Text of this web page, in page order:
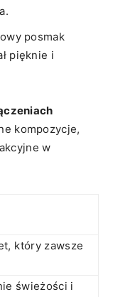
posmak
pięknie i
kompozycje,
w
który zawsze
świeżości i